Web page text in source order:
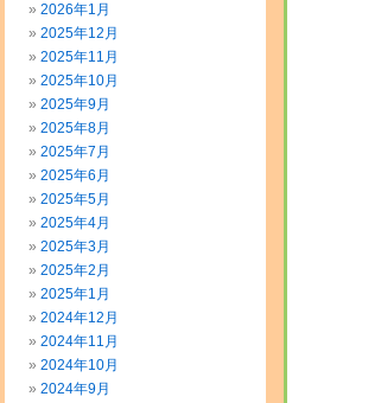
2026年1月
2025年12月
2025年11月
2025年10月
2025年9月
2025年8月
2025年7月
2025年6月
2025年5月
2025年4月
2025年3月
2025年2月
2025年1月
2024年12月
2024年11月
2024年10月
2024年9月